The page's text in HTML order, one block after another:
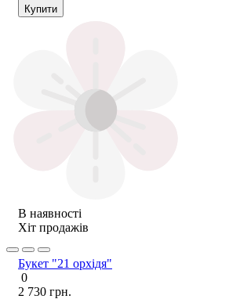
Купити
В наявності
Хіт продажів
Букет "21 орхідя"
0
2 730 грн.